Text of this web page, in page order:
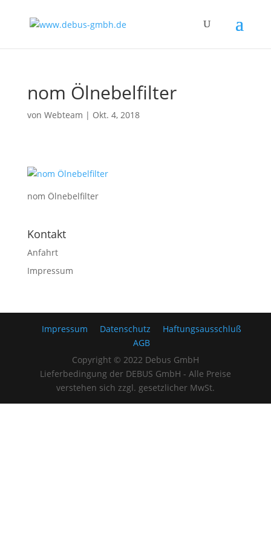
nom Ölnebelfilter
von Webteam | Okt. 4, 2018
nom Ölnebelfilter
Kontakt
Anfahrt
Impressum
Impressum Datenschutz
Haftungsausschluß
AGB
Copyright © 2022 Debus GmbH
Lieferbedingung der DEBUS GmbH - Alle Preise
verstehen sich zzgl. gesetzlicher MwSt.